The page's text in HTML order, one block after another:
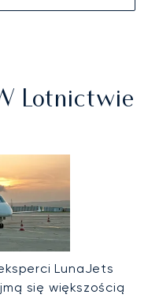
Lotnictwie
LunaJets
się większością